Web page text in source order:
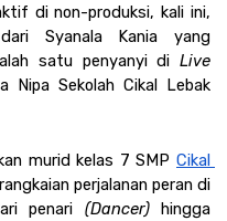
di non-produksi, kali ini,
Syanala Kania yang
satu penyanyi di Live
Nipa Sekolah Cikal Lebak
murid kelas 7 SMP Cikal
penari (Dancer) hingga